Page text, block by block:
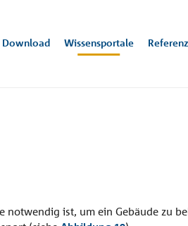
Download Wissensportale
Hamburg, DE
notwendig ist, um ein Gebäude zu